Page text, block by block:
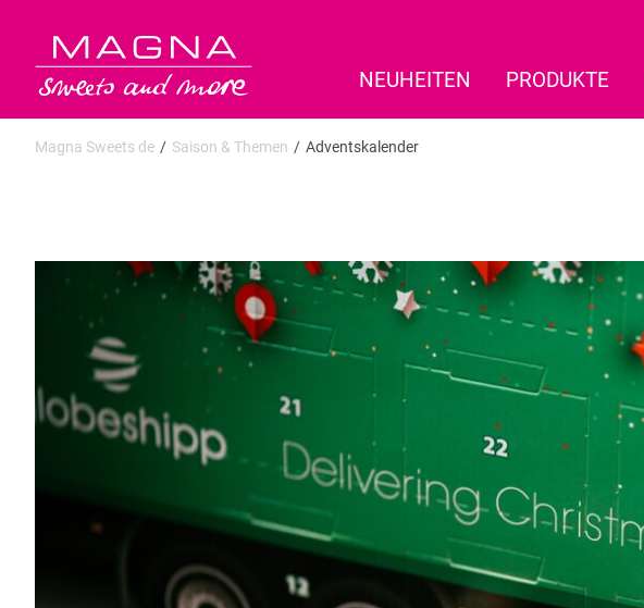
NEUHEITEN PRODUKTE
Magna Sweets de Saison & Themen Adventskalender